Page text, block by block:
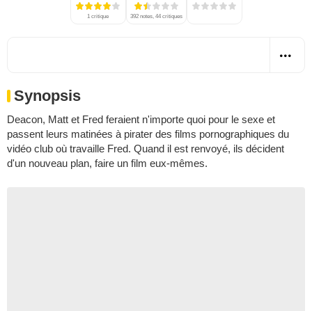
1 critique 392 notes, 44 critiques
Synopsis
Deacon, Matt et Fred feraient n'importe quoi pour le sexe et
passent leurs matinées à pirater des films pornographiques du
vidéo club où travaille Fred. Quand il est renvoyé, ils décident
d'un nouveau plan, faire un film eux-mêmes.